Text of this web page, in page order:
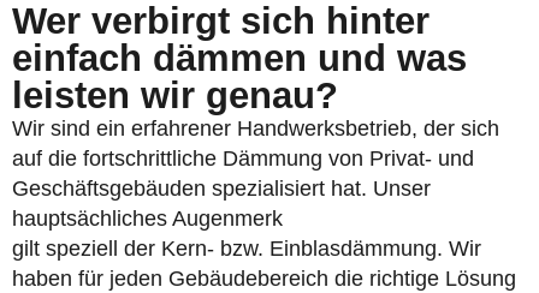
Wer verbirgt sich hinter
einfach dämmen und was
leisten wir genau?
Wir sind ein erfahrener Handwerksbetrieb, der sich
auf die fortschrittliche Dämmung von Privat- und
Geschäftsgebäuden spezialisiert hat. Unser
hauptsächliches Augenmerk
gilt speziell der Kern- bzw. Einblasdämmung. Wir
haben für jeden Gebäudebereich die richtige Lösung